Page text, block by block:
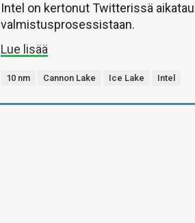
Intel on kertonut Twitterissä
valmistusprosessistaan.
Lue lisää
10 nm Cannon Lake Ice Lake Intel